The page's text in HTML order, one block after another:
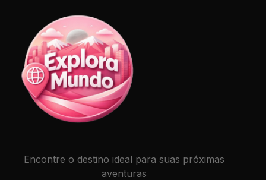
Encontre o destino ideal para suas próximas
aventuras